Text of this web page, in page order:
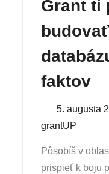
Grant ti
faktov
Posted
on
5. augusta
grantUP
Pôsobíš v
prispieť k boju